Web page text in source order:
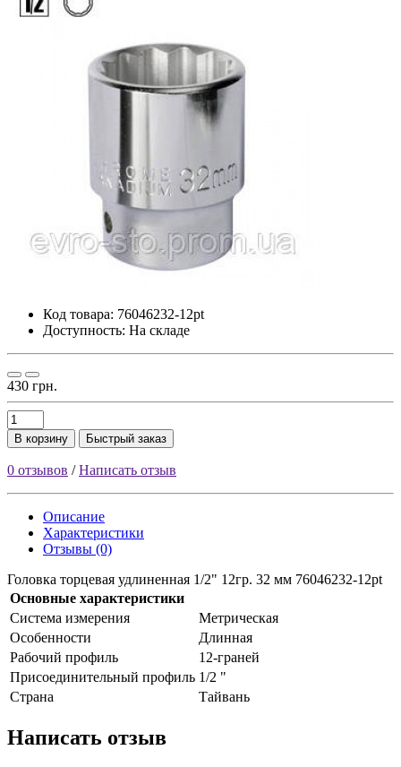
Код товара: 76046232-12pt
Доступность: На складе
430 грн.
В корзину Быстрый заказ
0 отзывов /Написать отзыв
Описание
Характеристики
Отзывы (0)
Головка торцевая удлиненная 1/2" 12гр. 32 мм 76046232-12pt
Основные характеристики
Cиcтeмa измepeния
Meтpичecкaя
Ocoбeннocти
Длиннaя
Paбoчий пpoфиль
12-гpaнeй
Пpиcoeдинитeльный пpoфиль 1/2 "
Страна
Тайвань
Написать отзыв